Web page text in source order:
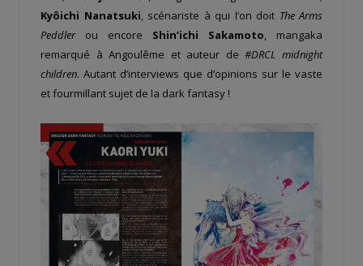
Kyôichi Nanatsuki, scénariste à qui l’on doit The Arms
Peddlerou encore Shin’ichi Sakamoto, mangaka
remarqué à Angoulême et auteur de#DRCL midnight
children. Autant d’interviews que d’opinions sur le vaste
et fourmillant sujet de la dark fantasy !